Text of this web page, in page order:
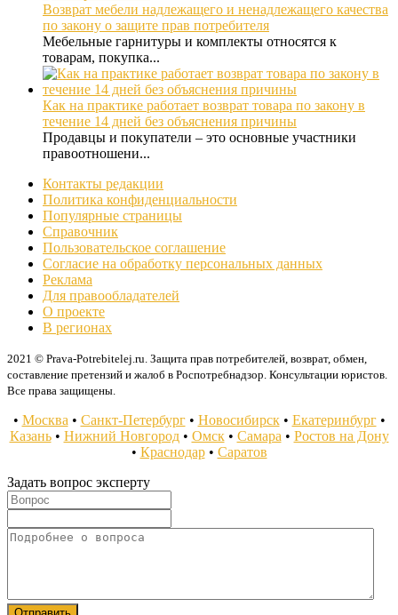
Возврат мебели надлежащего и ненадлежащего качества
по закону о защите прав потребителя
Мебельные гарнитуры и комплекты относятся к
товарам, покупка...
Как на практике работает возврат товара по закону в
течение 14 дней без объяснения причины
Продавцы и покупатели – это основные участники
правоотношени...
Контакты редакции
Политика конфиденциальности
Популярные страницы
Справочник
Пользовательское соглашение
Согласие на обработку персональных данных
Реклама
Для правообладателей
О проекте
В регионах
2021 © Prava-Potrebitelej.ru. Защита прав потребителей, возврат, обмен,
составление претензий и жалоб в Роспотребнадзор. Консультации юристов.
Все права защищены.
• Москва • Санкт-Петербург• Новосибирск• Екатеринбург•
Казань• Нижний Новгород• Омск• Самара • Ростов на Дону
• Краснодар• Саратов
Задать вопрос эксперту